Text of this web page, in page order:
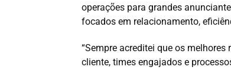
operações para grandes
focados em relacionamento,
“Sempre acreditei que os
cliente, times engajados e